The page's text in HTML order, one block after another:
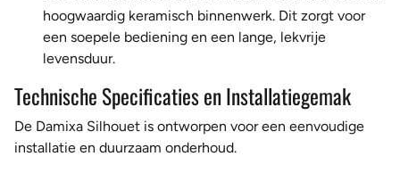
hoogwaardig keramisch binnenwerk. Dit zorgt voor
een soepele bediening en een lange, lekvrije
levensduur.
Technische Specificaties en Installatiegemak
De Damixa Silhouet is ontworpen voor een eenvoudige
installatie en duurzaam onderhoud.